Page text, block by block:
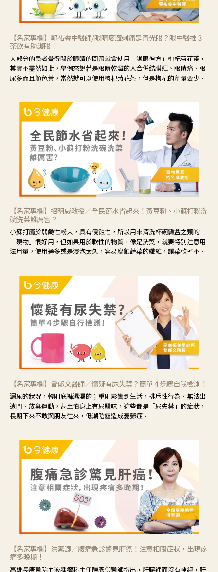
【名家專欄】郭祐睿中醫師/眼睛痠澀刺痛是青光眼？眼中醫推３
茶飲有助護眼！
大部分的患者覺得關於眼睛的問題就會使用「護眼神方」枸杞菊花茶，
其實不盡然如此，舉例來說若是眼睛乾澀的人合併結膜紅、眼睛痛、眼
屎多而且顏色黃，當然就可以使用枸杞菊花茶，但是枸杞的劑量要少，
候就要使用菊花、金銀花來治療；假如單純的眼睛乾澀，結膜沒有紅，
眼睛周圍沒有眼屎，這種情況是屬於「陰虛」，就可以使用枸杞、蓮
藕、麥門冬、山藥等比較滋潤的藥材，效果就更顯著。
【名家專欄】招明威教授／全民節水省起來！黃豆粉、小蘇打粉洗
碗洗菜誰厲害？
小蘇打屬於弱鹼性粉末，具有侵蝕性，所以用來清洗杯碗瓢盆之類的
「硬物」很好用，但如果用於軟性的物質，像是洗菜，就要特別注意用
法用量，使用過多或是浸泡太久，容易腐蝕蔬菜的纖維，讓菜軟掉不清
【名家專欄】曾郁文醫師／懷疑有尿失禁？簡單４步驟自我檢測！
漏尿的狀況，輕則底褲濕濕的；重則影響到生活，排斥性行為、無法出
遠門、放棄運動，甚至怕身上有尿騷味，這些都是「尿失禁」的症狀，
長期下來不敢與朋友往來，低潮陰霾造成憂鬱症。
【名家專欄】洪素卿／腹痛急診驚見肝癌！注意相關症狀，出現疼
痛多晚期！
高雄長庚醫院血液腫瘤科主任陳彥仰醫師指出，肝臟裡面沒有神經，肝